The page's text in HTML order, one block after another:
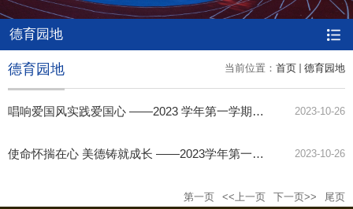
德育园地
当前位置： 首页 德育园地
德育园地
2023-10-26
唱响爱国风实践爱国心 ——2023 学年第一学期第六周升旗仪式
2023-10-26
使命怀揣在心 美德铸就成长 ——2023学年第一学期第七周升旗仪式
第一页 <<上一页 下一页>> 尾页